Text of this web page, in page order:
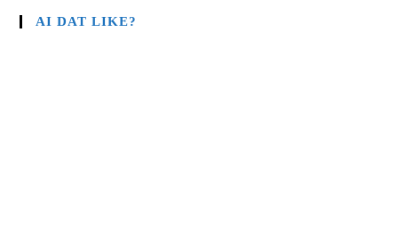
AI DAT LIKE?